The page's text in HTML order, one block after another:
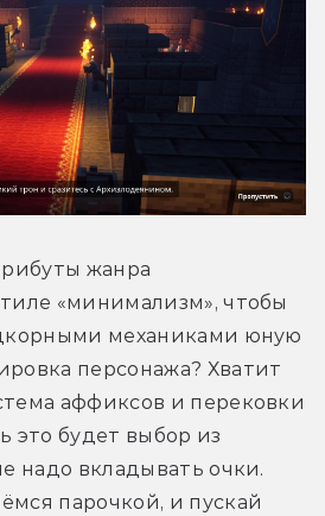
жанра
«минимализм», чтобы
механиками юную
персонажа? Хватит
аффиксов и перековки
это будет выбор из
надо вкладывать очки.
парочкой, и пускай